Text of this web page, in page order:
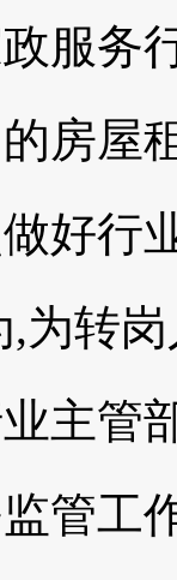
服务
房屋
好行
为转
主管
管工